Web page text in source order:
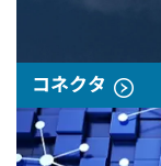
コネクタ